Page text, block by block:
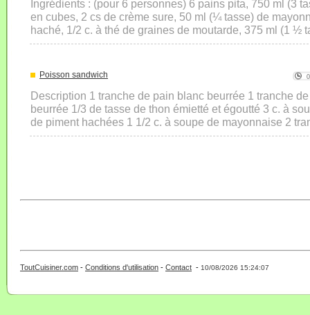
Ingrédients : (pour 6 personnes) 6 pains pita, 750 ml (3
en cubes, 2 cs de crème sure, 50 ml (¼ tasse) de
haché, 1/2 c. à thé de graines de moutarde, 375 ml (1 ½
Poisson sandwich
Description 1 tranche de pain blanc beurrée 1 tranche
beurrée 1/3 de tasse de thon émietté et égoutté 3 c. à
de piment hachées 1 1/2 c. à soupe de mayonnaise 2
ToutCuisiner.com - Conditions d'utilisation - Contact - 10/08/2026 15:24:07